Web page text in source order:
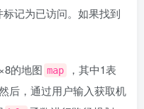
记为已访问。如果找到
的地图 map
，其中1表
后，通过用户输入获取机